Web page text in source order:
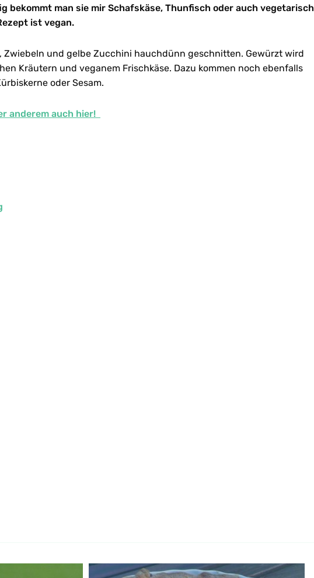
bekommt man sie mir Schafskäse, Thunfisch oder auch vegetarisch
ist vegan.
Zwiebeln und gelbe Zucchini hauchdünn geschnitten. Gewürzt wird
Kräutern und veganem Frischkäse. Dazu kommen noch ebenfalls
oder Sesam.
anderem auch hier!